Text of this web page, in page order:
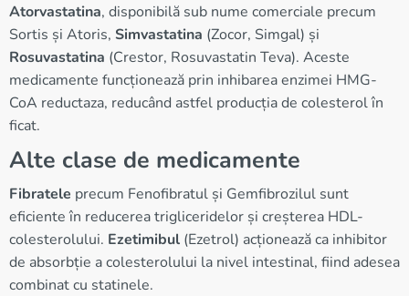
Atorvastatina, disponibilă sub nume comerciale precum
Sortis și Atoris, Simvastatina (Zocor, Simgal) și
Rosuvastatina (Crestor, Rosuvastatin Teva). Aceste
medicamente funcționează prin inhibarea enzimei HMG-
CoA reductaza, reducând astfel producția de colesterol în
ficat.
Alte clase de medicamente
Fibratele precum Fenofibratul și Gemfibrozilul sunt
eficiente în reducerea trigliceridelor și creșterea HDL-
colesterolului. Ezetimibul (Ezetrol) acționează ca inhibitor
de absorbție a colesterolului la nivel intestinal, fiind adesea
combinat cu statinele.